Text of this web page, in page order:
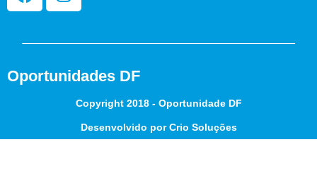
Oportunidades DF
Copyright 2018 - Oportunidade DF
Desenvolvido por Crio Soluções